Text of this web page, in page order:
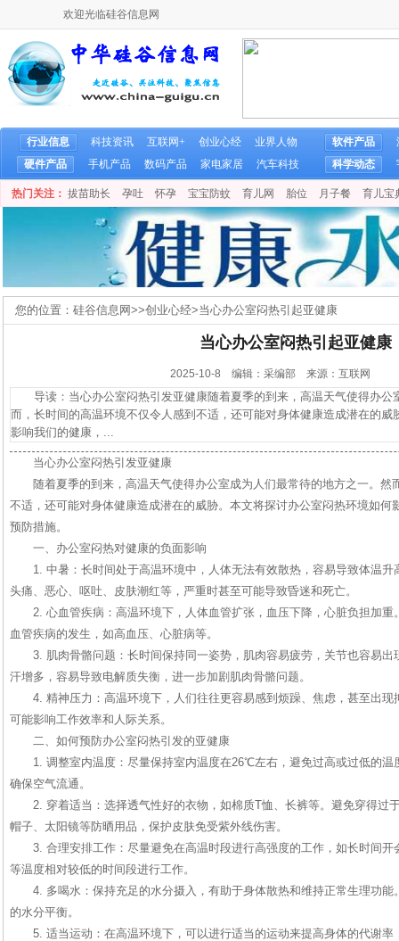
欢迎光临硅谷信息网
行业信息 科技资讯 互联网+ 创业心经
业界人物
硬件产品
手机产品 数码产品 家电家居 汽车科技
软件产品
科学动态
热门关注： 拔苗助长 孕吐 怀孕 宝宝防蚊 育儿网 胎位 月子餐 育儿宝
您的位置： 硅谷信息网>>创业心经>当心办公室闷热引起亚健康
当心办公室闷热引起亚健康
2025-10-8 编辑：采编部 来源：互联网
导读：当心办公室闷热引发亚健康随着夏季的到来，高温天气使得办公
而，长时间的高温环境不仅令人感到不适，还可能对身体健康造成潜在的
影响我们的健康，...
当心办公室闷热引发亚健康
随着夏季的到来，高温天气使得办公室成为人们最常待的地方之一。然
不适，还可能对身体健康造成潜在的威胁。本文将探讨办公室闷热环境如何
预防措施。
一、办公室闷热对健康的负面影响
1. 中暑：长时间处于高温环境中，人体无法有效散热，容易导致体温
头痛、恶心、呕吐、皮肤潮红等，严重时甚至可能导致昏迷和死亡。
2. 心血管疾病：高温环境下，人体血管扩张，血压下降，心脏负担加
血管疾病的发生，如高血压、心脏病等。
3. 肌肉骨骼问题：长时间保持同一姿势，肌肉容易疲劳，关节也容易
汗增多，容易导致电解质失衡，进一步加剧肌肉骨骼问题。
4. 精神压力：高温环境下，人们往往更容易感到烦躁、焦虑，甚至出
可能影响工作效率和人际关系。
二、如何预防办公室闷热引发的亚健康
1. 调整室内温度：尽量保持室内温度在26℃左右，避免过高或过低的温
确保空气流通。
2. 穿着适当：选择透气性好的衣物，如棉质T恤、长裤等。避免穿得过
帽子、太阳镜等防晒用品，保护皮肤免受紫外线伤害。
3. 合理安排工作：尽量避免在高温时段进行高强度的工作，如长时间
等温度相对较低的时间段进行工作。
4. 多喝水：保持充足的水分摄入，有助于身体散热和维持正常生理功
的水分平衡。
5. 适当运动：在高温环境下，可以进行适当的运动来提高身体的代谢